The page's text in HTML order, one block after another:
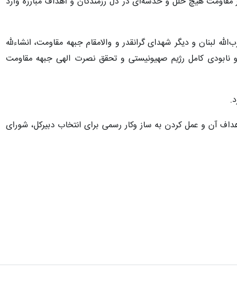
و دیگر شهدای گرانقدر و والامقام جبهه مقاومت، انشاءلله
کامل رژیم صهیونیستی و تحقق نصرت الهی جبهه مقاومت
آن و عمل کردن به ساز وکار رسمی برای انتخاب دبیرکل، شورای